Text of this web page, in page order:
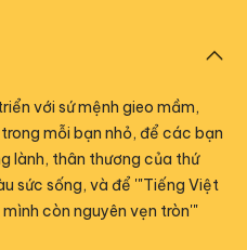
với sứ mệnh gieo mầm,
mỗi bạn nhỏ, để các bạn
lành, thân thương của thứ
sức sống, và để '"Tiếng Việt
còn nguyên vẹn tròn'"